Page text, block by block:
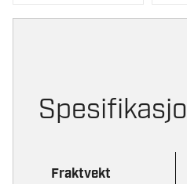
Fraktvekt